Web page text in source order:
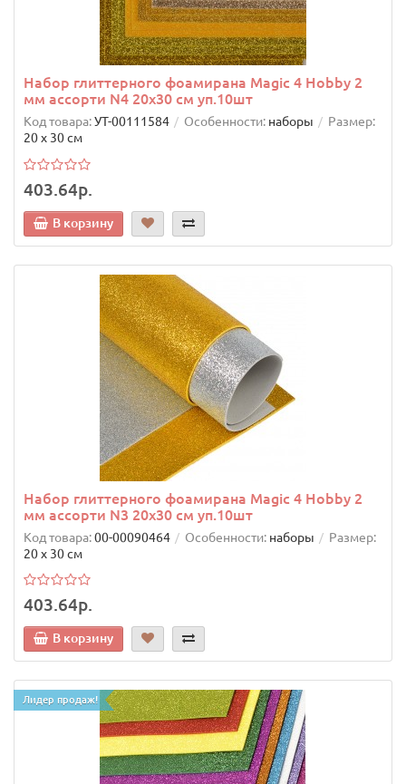
Набор глиттерного фоамирана Magic 4 Hobby 2
мм ассорти N4 20х30 см уп.10шт
Код товара:УТ-00111584 Особенности: наборы
Размер:
20 х 30 см
403.64р.
В корзину
Набор глиттерного фоамирана Magic 4 Hobby 2
мм ассорти N3 20х30 см уп.10шт
Код товара:00-00090464 Особенности: наборы
Размер:
20 х 30 см
403.64р.
В корзину
Лидер продаж!